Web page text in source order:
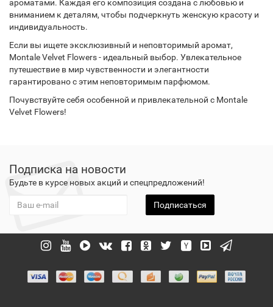
ароматами. Каждая его композиция создана с любовью и
вниманием к деталям, чтобы подчеркнуть женскую красоту и
индивидуальность.
Если вы ищете эксклюзивный и неповторимый аромат,
Montale Velvet Flowers - идеальный выбор. Увлекательное
путешествие в мир чувственности и элегантности
гарантировано с этим неповторимым парфюмом.
Почувствуйте себя особенной и привлекательной с Montale
Velvet Flowers!
Подписка на новости
Будьте в курсе новых акций и спецпредложений!
Подписаться